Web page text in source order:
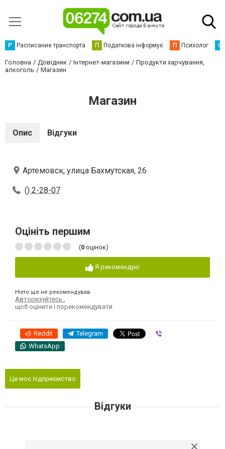
Р Расписание транспорта П Податкова інформує П Психолог С
Головна Довідник Інтернет-магазини
Продукти харчування,
алкоголь
Магазин
Магазин
Опис Відгуки
Артемовск, улица Бахмутская, 26
() 2-28-07
Оцініть першим
(0 оцінок)
Я рекомендую
Ніхто ще не рекомендував
Авторизуйтесь
щоб оцінити і порекомендувати
Reddit Telegram
WhatsApp
Це моє підприємство
Відгуки